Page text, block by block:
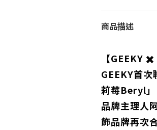
商品描述
【GEEKY
GEEKY首次
莉莓Beryl」
品牌主理人
飾品牌再次